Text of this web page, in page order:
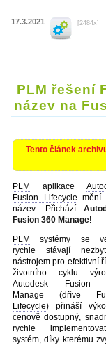
17.3.2021 [2484x]
PLM řešení
název na
Tento článek
PLM aplikace
Fusion Lifecycle mění
název. Přichází
Fusion 360 Manage!
PLM
systémy se
rychle stávají
nástrojem pro efektivní
životního cyklu
Autodesk
Fusion
Manage (dříve
Lifecycle) přináší
cenově dostupný,
rychle
systém, díky kterému